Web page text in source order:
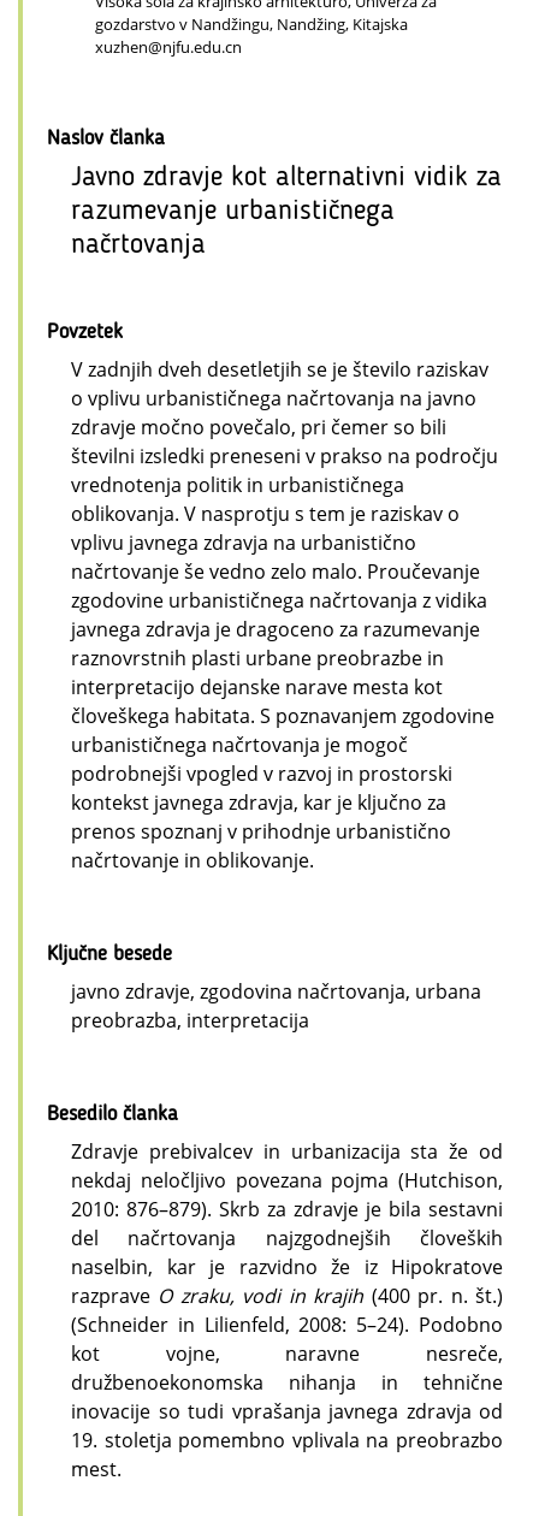
gozdarstvo v Nandžingu, Nandžing, Kitajska
xuzhen@njfu.edu.cn
Naslov članka
Javno zdravje kot alternativni vidik za
razumevanje urbanističnega
načrtovanja
Povzetek
V zadnjih dveh desetletjih se je število raziskav
o vplivu urbanističnega načrtovanja na javno
zdravje močno povečalo, pri čemer so bili
številni izsledki preneseni v prakso na področju
vrednotenja politik in urbanističnega
oblikovanja. V nasprotju s tem je raziskav o
vplivu javnega zdravja na urbanistično
načrtovanje še vedno zelo malo. Proučevanje
zgodovine urbanističnega načrtovanja z vidika
javnega zdravja je dragoceno za razumevanje
raznovrstnih plasti urbane preobrazbe in
interpretacijo dejanske narave mesta kot
človeškega habitata. S poznavanjem zgodovine
urbanističnega načrtovanja je mogoč
podrobnejši vpogled v razvoj in prostorski
kontekst javnega zdravja, kar je ključno za
prenos spoznanj v prihodnje urbanistično
načrtovanje in oblikovanje.
Ključne besede
javno zdravje, zgodovina načrtovanja, urbana
preobrazba, interpretacija
Besedilo članka
Zdravje prebivalcev in urbanizacija sta že od
nekdaj neločljivo povezana pojma (Hutchison,
2010: 876–879). Skrb za zdravje je bila sestavni
del načrtovanja najzgodnejših človeških
naselbin, kar je razvidno že iz Hipokratove
razprave O zraku, vodi in krajih (400 pr. n. št.)
(Schneider in Lilienfeld, 2008: 5–24). Podobno
kot vojne, naravne nesreče,
družbenoekonomska nihanja in tehnične
inovacije so tudi vprašanja javnega zdravja od
19. stoletja pomembno vplivala na preobrazbo
mest.